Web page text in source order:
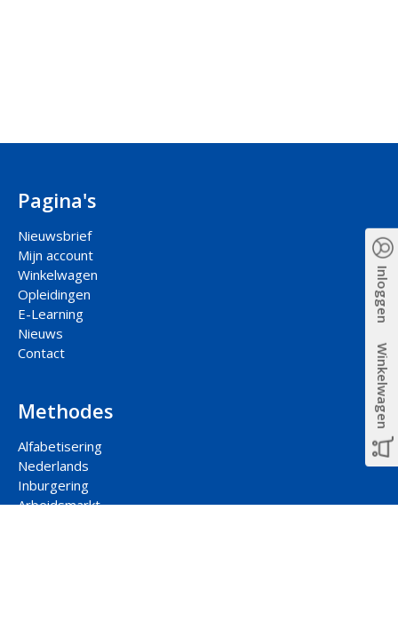
Inloggen
Winkelwagen
Pagina's
Nieuwsbrief
Mijn account
Winkelwagen
Opleidingen
E-Learning
Nieuws
Contact
Methodes
Alfabetisering
Nederlands
Inburgering
Arbeidsmarkt